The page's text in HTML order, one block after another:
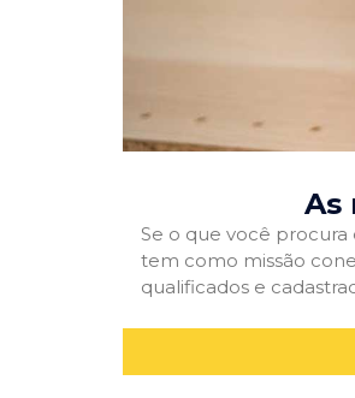
As
Se o que você procura
tem como missão
qualificados e